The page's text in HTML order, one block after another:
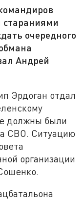
стараниями
очередного
Андрей
Эрдоган отдал
должны были
СВО. Ситуацию
организации